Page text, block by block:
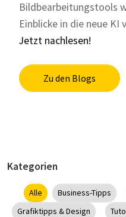
Bildbearbeitungstools
Einblicke in die neue KI
Jetzt nachlesen!
Zu den Blogs
Kategorien
Alle Business-Tipps
Grafiktipps & Design